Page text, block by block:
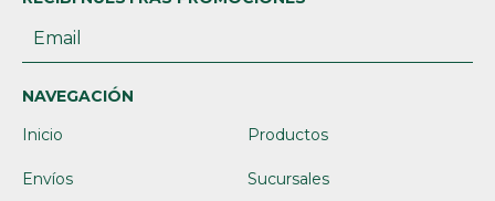
NAVEGACIÓN
Inicio
Productos
Envíos Sucursales